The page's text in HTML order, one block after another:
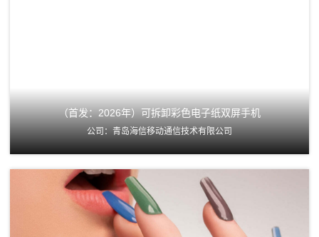
（首发：2026年）可拆卸彩色电子纸双屏手机
公司：青岛海信移动通信技术有限公司